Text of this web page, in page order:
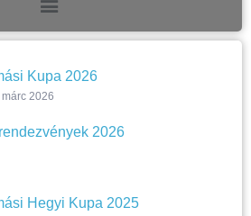
Kupa 2026
2026
2026
Hegyi Kupa 2025